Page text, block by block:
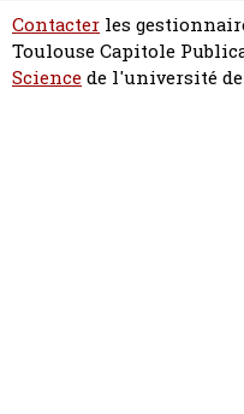
Contacter les
Toulouse Capitole
Sciencede l'université